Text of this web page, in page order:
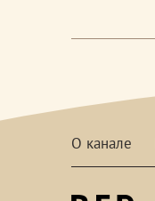
О канале